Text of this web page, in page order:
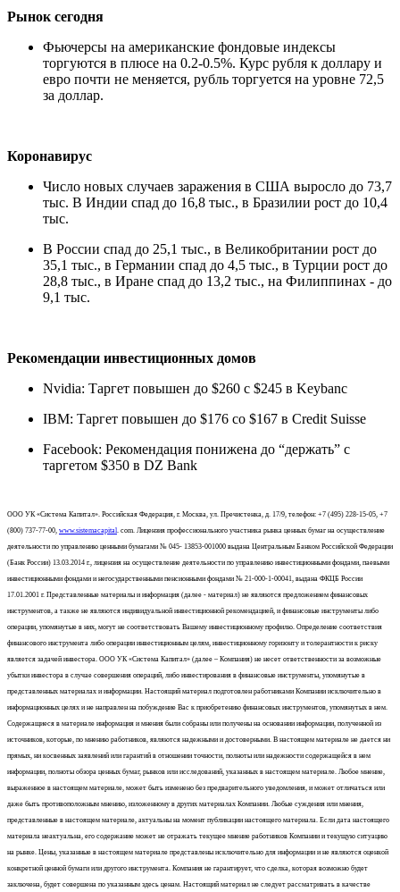
Рынок сегодня
Фьючерсы на американские фондовые индексы
торгуются в плюсе на 0.2-0.5%. Курс рубля к доллару и
евро почти не меняется, рубль торгуется на уровне 72,5
за доллар.
Коронавирус
Число новых случаев заражения в США выросло до 73,7
тыс. В Индии спад до 16,8 тыс., в Бразилии рост до 10,4
тыс.
В России спад до 25,1 тыс., в Великобритании рост до
35,1 тыс., в Германии спад до 4,5 тыс., в Турции рост до
28,8 тыс., в Иране спад до 13,2 тыс., на Филиппинах - до
9,1 тыс.
Рекомендации инвестиционных домов
Nvidia: Таргет повышен до $260 с $245 в Keybanc
IBM: Таргет повышен до $176 со $167 в Credit Suisse
Facebook: Рекомендация понижена до “держать” с
таргетом $350 в DZ Bank
ООО УК «Система Капитал». Российская Федерация, г. Москва, ул. Пречистенка, д. 17/9, телефон: +7 (495) 228-15-05, +7
(800) 737-77-00, www.sistemacapital. com. Лицензия профессионального участника рынка ценных бумаг на осуществление
деятельности по управлению ценными бумагами № 045- 13853-001000 выдана Центральным Банком Российской Федерации
(Банк России) 13.03.2014 г., лицензия на осуществление деятельности по управлению инвестиционными фондами, паевыми
инвестиционными фондами и негосударственными пенсионными фондами № 21-000-1-00041, выдана ФКЦБ России
17.01.2001 г. Представленные материалы и информация (далее - материал) не являются предложением финансовых
инструментов, а также не являются индивидуальной инвестиционной рекомендацией, и финансовые инструменты либо
операции, упомянутые в них, могут не соответствовать Вашему инвестиционному профилю. Определение соответствия
финансового инструмента либо операции инвестиционным целям, инвестиционному горизонту и толерантности к риску
является задачей инвестора. ООО УК «Система Капитал» (далее – Компания) не несет ответственности за возможные
убытки инвестора в случае совершения операций, либо инвестирования в финансовые инструменты, упомянутые в
представленных материалах и информации. Настоящий материал подготовлен работниками Компании исключительно в
информационных целях и не направлен на побуждение Вас к приобретению финансовых инструментов, упомянутых в нем.
Содержащиеся в материале информация и мнения были собраны или получены на основании информации, полученной из
источников, которые, по мнению работников, являются надежными и достоверными. В настоящем материале не дается ни
прямых, ни косвенных заявлений или гарантий в отношении точности, полноты или надежности содержащейся в нем
информации, полноты обзора ценных бумаг, рынков или исследований, указанных в настоящем материале. Любое мнение,
выраженное в настоящем материале, может быть изменено без предварительного уведомления, и может отличаться или
даже быть противоположным мнению, изложенному в других материалах Компании. Любые суждения или мнения,
представленные в настоящем материале, актуальны на момент публикации настоящего материала. Если дата настоящего
материала неактуальна, его содержание может не отражать текущее мнение работников Компании и текущую ситуацию
на рынке. Цены, указанные в настоящем материале представлены исключительно для информации и не являются оценкой
конкретной ценной бумаги или другого инструмента. Компания не гарантирует, что сделка, которая возможно будет
заключена, будет совершена по указанным здесь ценам. Настоящий материал не следует рассматривать в качестве